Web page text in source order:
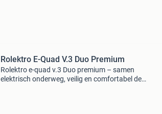
Rolektro E-Quad V.3 Duo Premium
Rolektro e-quad v.3 Duo premium – samen
elektrisch onderweg, veilig en comfortabel de